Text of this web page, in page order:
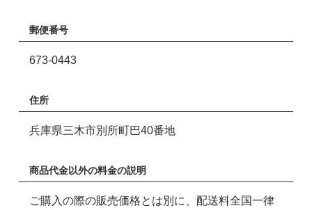
郵便番号
673-0443
住所
兵庫県三木市別所町巴40番地
商品代金以外の料金の説明
ご購入の際の販売価格とは別に、配送料全国一律